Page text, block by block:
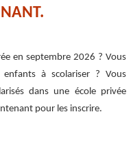
en septembre 2026 ? Vous
à scolariser ? Vous
dans une école privée
pour les inscrire.